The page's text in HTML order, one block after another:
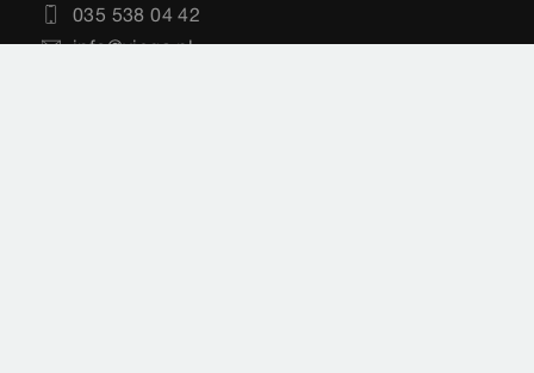
035 538 04 42
info@viega.nl